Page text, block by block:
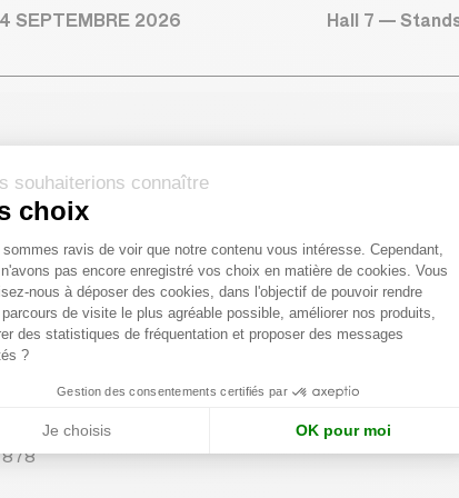
SEPTEMBRE 2026
Hall 7 —
souhaiterions connaître
choix
de Gestion du
sommes ravis de voir que notre contenu vous intéresse. Cependant,
pas encore enregistré vos choix en matière de cookies. Vous
nous à déposer des cookies, dans l'objectif de pouvoir rendre
de visite le plus agréable possible, améliorer nos produits,
des statistiques de fréquentation et proposer des messages
?
Gestion des consentements certifiés par
Je choisis OK pour moi
Axeptio consent